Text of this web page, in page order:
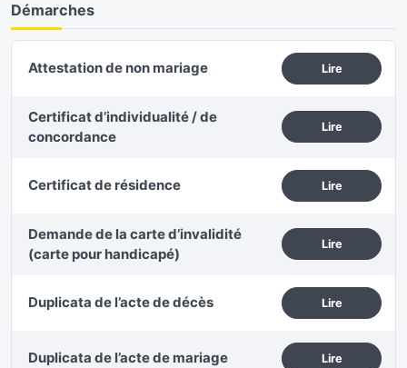
Démarches
Attestation de non mariage Lire
Certificat d’individualité / de
concordance
Lire
Certificat de résidence Lire
Demande de la carte d’invalidité
(carte pour handicapé)
Lire
Duplicata de l’acte de décès Lire
Duplicata de l’acte de mariage Lire